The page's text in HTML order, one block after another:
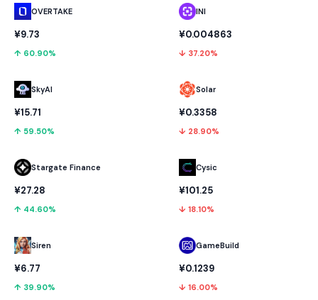
OVERTAKE
¥9.73
↑ 60.90%
SkyAI
¥15.71
↑ 59.50%
Stargate Finance
¥27.28
↑ 44.60%
Siren
¥6.77
↑ 39.90%
INI
¥0.004863
↓ 37.20%
Solar
¥0.3358
↓ 28.90%
Cysic
¥101.25
↓ 18.10%
GameBuild
¥0.1239
↓ 16.00%